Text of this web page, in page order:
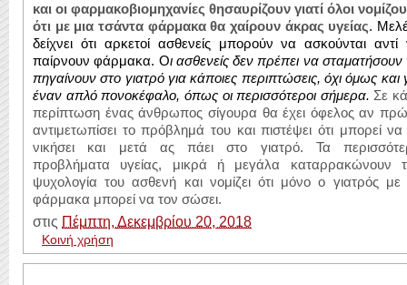
και οι φαρμακοβιομηχανίες θησαυρίζουν γιατί όλοι
ότι με μια τσάντα φάρμακα θα χαίρουν άκρας υγείας.
δείχνει ότι αρκετοί ασθενείς μπορούν να ασκούνται αντί
παίρνουν φάρμακα. Οι ασθενείς δεν πρέπει να σταματήσουν
πηγαίνουν στο γιατρό για κάποιες περιπτώσεις, όχι όμως και
έναν απλό πονοκέφαλο, όπως οι περισσότεροι σήμερα. Σε
περίπτωση ένας άνθρωπος σίγουρα θα έχει όφελος αν
αντιμετωπίσει το πρόβλημά του και πιστέψει ότι μπορεί να
νικήσει και μετά ας πάει στο γιατρό. Τα
προβλήματα υγείας, μικρά ή μεγάλα καταρρακώνουν
ψυχολογία του ασθενή και νομίζει ότι μόνο ο γιατρός με
φάρμακα μπορεί να τον σώσει.
στις Πέμπτη, Δεκεμβρίου 20, 2018
Κοινή χρήση